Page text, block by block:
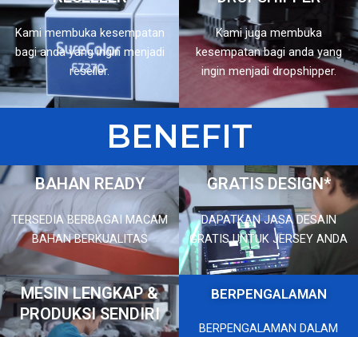
Kami membuka kesempatan
bagi anda yang ingin menjadi
reseller.
Kami juga membuka
kesempatan bagi anda yang
ingin menjadi dropshipper.
BENEFIT
BAHAN READY
TERSEDIA BERBAGAI MACAM
BAHAN BERKUALITAS
GRATIS DESIGN*
DAPATKAN JASA DESAIN
GRATIS UNTUK JERSEY ANDA
MESIN LENGKAP &
PRODUKSI SENDIRI
BERPENGALAMAN
BERPENGALAMAN DALAM